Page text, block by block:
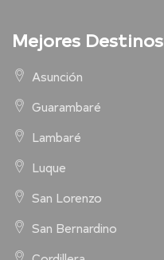
Mejores Destinos
Asunción
Guarambaré
Lambaré
Luque
San Lorenzo
San Bernardino